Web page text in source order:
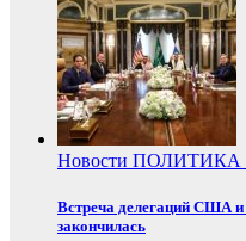
Новости ПОЛИТИКА
Встреча делегаций США и
закончилась